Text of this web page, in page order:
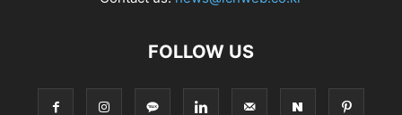
FOLLOW US